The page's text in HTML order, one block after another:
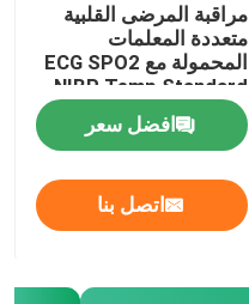
مراقبة المرضى القلبية
متعددة المعلمات
المحمولة مع ECG SPO2
NIBP Temp Standard
افضل سعر
اتصل بنا